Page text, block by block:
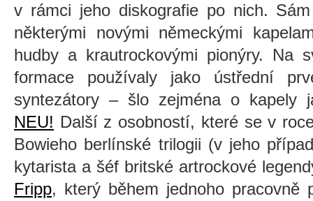
v rámci jeho diskografie po nich.
některými novými německými
hudby a krautrockovými pionýry. Na
formace používaly jako ústřední
syntezátory – šlo zejména o kapely
NEU! Další z osobností, které se v
Bowieho berlínské trilogii (v jeho
kytarista a šéf britské artrockové
Fripp, který během jednoho pracovně